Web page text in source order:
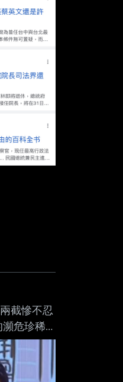
鄭「遭
截慘不忍
危珍稀
天清晨發
方，推
一步調